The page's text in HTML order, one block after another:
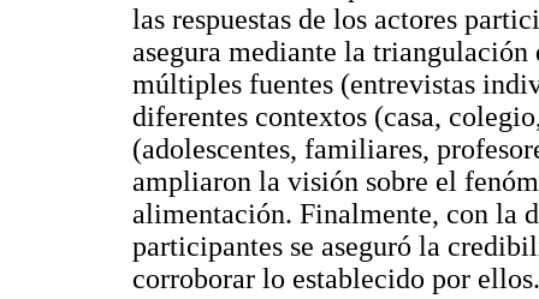
las respuestas de los actores
asegura mediante la
múltiples fuentes (entrevistas
diferentes contextos (casa,
(adolescentes, familiares,
ampliaron la visión sobre el
alimentación. Finalmente, con la
participantes se aseguró la
corroborar lo establecido por